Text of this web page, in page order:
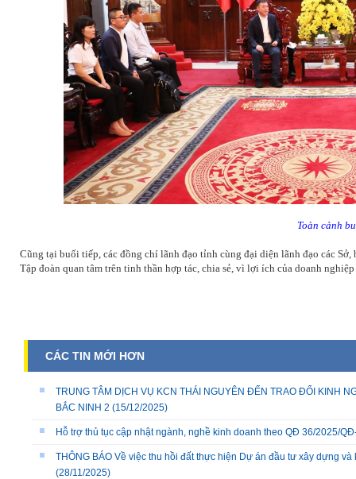
Toàn cảnh
Cũng tại buổi tiếp, các đồng chí lãnh đạo tỉnh cùng đại diện lãnh đạo các
Tập đoàn quan tâm trên tinh thần hợp tác, chia sẻ, vì lợi ích của doanh
CÁC TIN MỚI HƠN
TRUNG TÂM DỊCH VỤ KCN THÁI NGUYÊN ĐẾN TRAO ĐỔI KINH
BẮC NINH 2 (15/12/2025)
Hỗ trợ thủ tục cập nhật ngành, nghề kinh doanh theo QĐ 36/2025/
THÔNG BÁO Về việc thu hồi đất thực hiện Dự án đầu tư xây dựng
(28/11/2025)